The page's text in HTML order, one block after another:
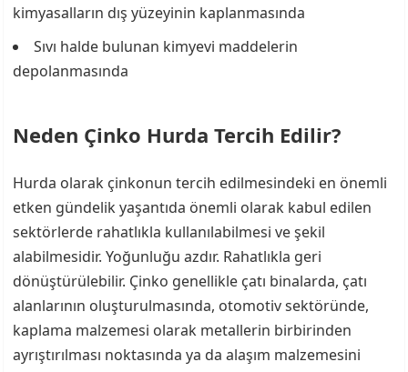
kimyasalların dış yüzeyinin kaplanmasında
Sıvı halde bulunan kimyevi maddelerin
depolanmasında
Neden Çinko Hurda Tercih Edilir?
Hurda olarak çinkonun tercih edilmesindeki en önemli
etken gündelik yaşantıda önemli olarak kabul edilen
sektörlerde rahatlıkla kullanılabilmesi ve şekil
alabilmesidir. Yoğunluğu azdır. Rahatlıkla geri
dönüştürülebilir. Çinko genellikle çatı binalarda, çatı
alanlarının oluşturulmasında, otomotiv sektöründe,
kaplama malzemesi olarak metallerin birbirinden
ayrıştırılması noktasında ya da alaşım malzemesini